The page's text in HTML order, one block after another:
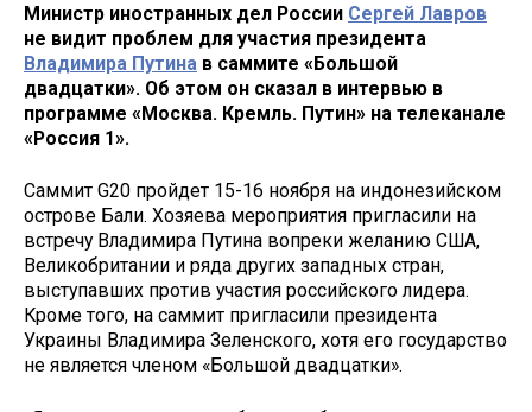
Министр иностранных дел России Сергей Лавров
не видит проблем для участия президента
Владимира Путина в саммите «Большой
двадцатки». Об этом он сказал в интервью в
программе «Москва. Кремль. Путин» на телеканале
«Россия 1».
Саммит G20 пройдет 15-16 ноября на индонезийском
острове Бали. Хозяева мероприятия пригласили на
встречу Владимира Путина вопреки желанию США,
Великобритании и ряда других западных стран,
выступавших против участия российского лидера.
Кроме того, на саммит пригласили президента
Украины Владимира Зеленского, хотя его государство
не является членом «Большой двадцатки».